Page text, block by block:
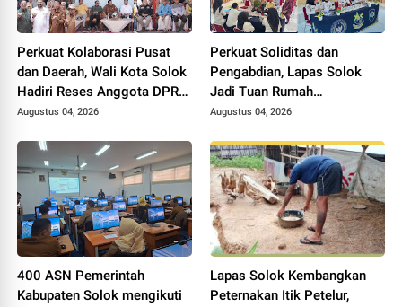
Perkuat Kolaborasi Pusat
dan Daerah, Wali Kota Solok
Hadiri Reses Anggota DPR
RI H. Zigo Rolanda
Augustus 04, 2026
Perkuat Soliditas dan
Pengabdian, Lapas Solok
Jadi Tuan Rumah
Musyawarah Pembentukan
Daerah.
Augustus 04, 2026
400 ASN Pemerintah
Kabupaten Solok mengikuti
Lapas Solok Kembangkan
Peternakan Itik Petelur,